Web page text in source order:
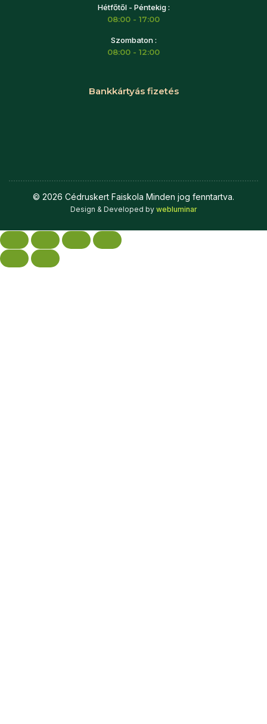
Hétfőtől - Péntekig :
08:00 - 17:00
Szombaton :
08:00 - 12:00
Bankkártyás fizetés
© 2026 Cédruskert Faiskola Minden jog fenntartva.
Design & Developed by webluminar